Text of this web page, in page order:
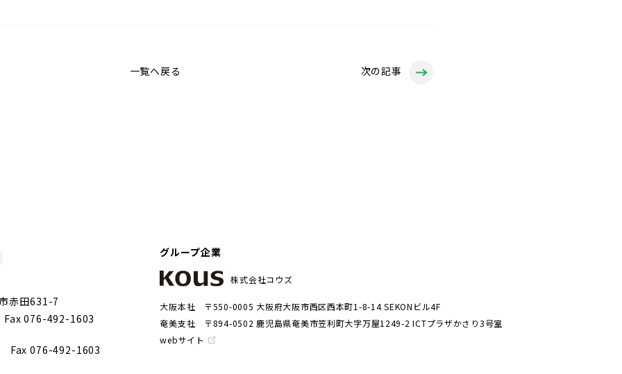
一覧へ戻る 次の記事
赤田631-7
Fax 076-492-1603
Fax 076-492-1603
グループ企業
株式会社コウズ
大阪本社
〒550-0005 大阪府大阪市西区西本町1-8-14 SEKONビル4F
奄美支社
〒894-0502 鹿児島県奄美市笠利町大字万屋1249-2 ICTプラザかさり3号室
webサイト